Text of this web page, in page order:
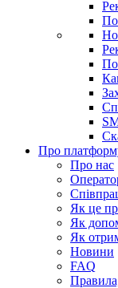
Про
Про нас
Як це
Як
Як
Новини
FAQ